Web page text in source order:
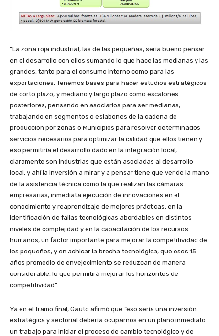
“La zona roja industrial, las de las pequeñas, sería bueno pensar
en el desarrollo con ellos sumando lo que hace las medianas y las
grandes, tanto para el consumo interno como para las
exportaciones. Tenemos bases para hacer estudios estratégicos
de corto plazo, y mediano y largo plazo como escalones
posteriores, pensando en asociarlos para ser medianas,
trabajando en segmentos o eslabones de la cadena de
producción por zonas o Municipios para resolver determinados
servicios necesarios para optimizar la calidad que ellos tienen y
eso permitiría el desarrollo dado en la integración local,
claramente son industrias que están asociadas al desarrollo
local, y ahí la inversión a mirar y a pensar tiene que ver de la mano
de la asistencia técnica como la que realizan las cámaras
empresarias, inmediata ejecución de innovaciones en el
conocimiento y reaprendizaje de mejores prácticas, en la
identificación de fallas tecnológicas abordables en distintos
niveles de complejidad y en la capacitación de los recursos
humanos, un factor importante para mejorar la competitividad de
los pequeños, y en achicar la brecha tecnológica, que esos 15
años promedio de envejecimiento se reduzcan de manera
considerable, lo que permitirá mejorar los horizontes de
competitividad”.
Ya en el tramo final, Gauto afirmó que “eso sería una inversión
estratégica y sectorial debería ocuparnos en un plano inmediato
un trabajo para iniciar el proceso de cambio tecnológico y de